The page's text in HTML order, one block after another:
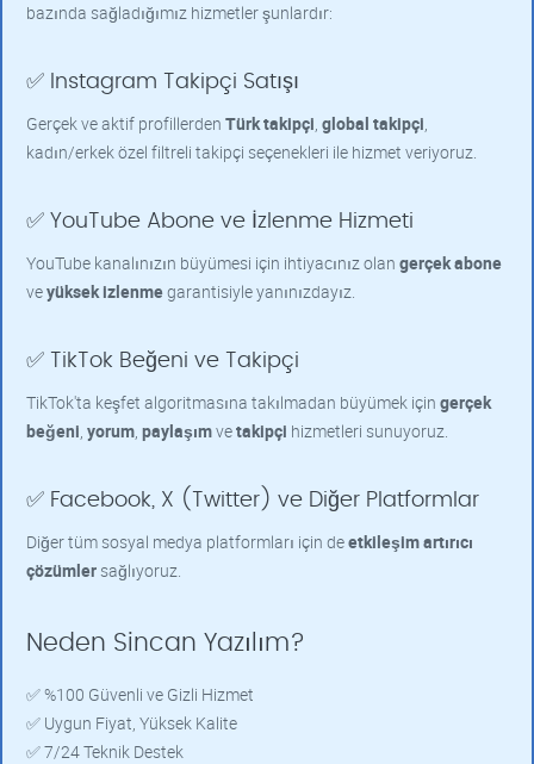
bazında sağladığımız hizmetler şunlardır:
✅ Instagram Takipçi Satışı
Gerçek ve aktif profillerden Türk takipçi, global takipçi,
kadın/erkek özel filtreli takipçi seçenekleri ile hizmet veriyoruz.
✅ YouTube Abone ve İzlenme Hizmeti
YouTube kanalınızın büyümesi için ihtiyacınız olan gerçek abone
veyüksek izlenmegarantisiyle yanınızdayız.
✅ TikTok Beğeni ve Takipçi
TikTok'ta keşfet algoritmasına takılmadan büyümek için gerçek
beğeni, yorum, paylaşımvetakipçi hizmetleri sunuyoruz.
✅ Facebook, X (Twitter) ve Diğer Platformlar
Diğer tüm sosyal medya platformları için deetkileşim artırıcı
çözümlersağlıyoruz.
Neden Sincan Yazılım?
✅ %100 Güvenli ve Gizli Hizmet
✅ Uygun Fiyat, Yüksek Kalite
✅ 7/24 Teknik Destek